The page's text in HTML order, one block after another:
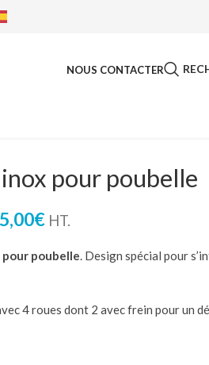
NOUS CONTACTER
pour poubelle
€ HT.
poubelle. Design spécial pour
4 roues dont 2 avec frein pour un